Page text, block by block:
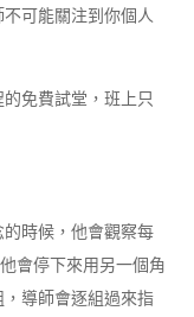
可能關注到你個人
免費試堂，班上只
時候，他會觀察每
會停下來用另一個角
導師會逐組過來指